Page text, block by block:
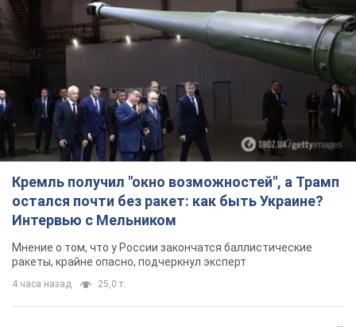
Кремль получил "окно возможностей", а Трамп
остался почти без ракет: как быть Украине?
Интервью с Мельником
Мнение о том, что у России закончатся баллистические
ракеты, крайне опасно, подчеркнул эксперт
4 часа назад 25,0 т.